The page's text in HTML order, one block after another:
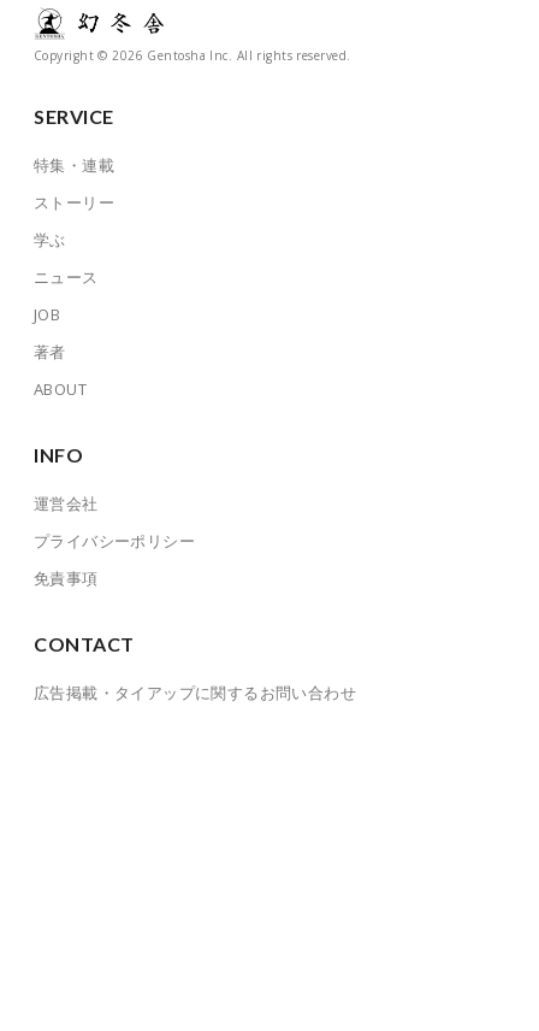
Copyright © 2026 Gentosha Inc. All rights reserved.
SERVICE
特集・連載
ストーリー
学ぶ
ニュース
JOB
著者
ABOUT
INFO
運営会社
プライバシーポリシー
免責事項
CONTACT
広告掲載・タイアップに関するお問い合わせ